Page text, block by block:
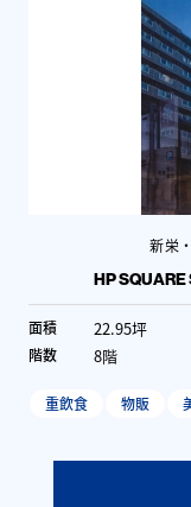
新栄
HP
面積 22.95坪
階数 8階
重飲食 物販